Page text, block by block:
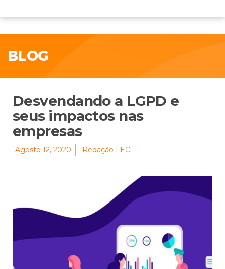
BLOG
Desvendando a LGPD e
seus impactos nas
empresas
Agosto 12, 2020 Redação LEC